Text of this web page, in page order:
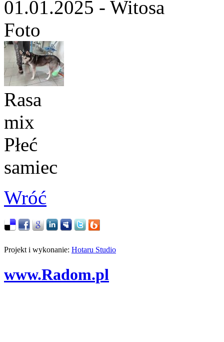
01.01.2025 - Witosa
Foto
Rasa
mix
Płeć
samiec
Wróć
Projekt i wykonanie: Hotaru Studio
www.Radom.pl